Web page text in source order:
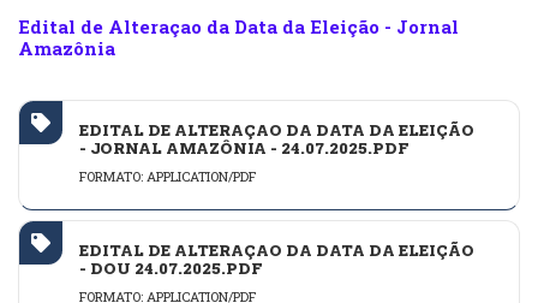
Edital de Alteraçao da Data da Eleição - Jornal
Amazônia
EDITAL DE ALTERAÇAO DA DATA DA ELEIÇÃO
- JORNAL AMAZÔNIA - 24.07.2025.PDF
FORMATO: APPLICATION/PDF
EDITAL DE ALTERAÇAO DA DATA DA ELEIÇÃO
- DOU 24.07.2025.PDF
FORMATO: APPLICATION/PDF